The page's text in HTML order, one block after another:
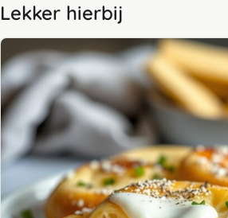
Lekker hierbij